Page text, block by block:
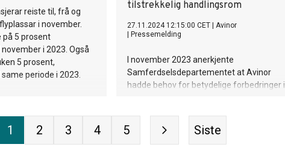
reiste til, frå og
i november.
på 5 prosent
i 2023. Også
5 prosent,
periode i 2023.
tilstrekkelig handlingsrom
27.11.2024 12:15:00 CET
Avinor
Pressemelding
I november 2023 anerkjente
Samferdselsdepartementet at Avinor
hadde behov for betydelige forbedringer i
rekke mulige tiltak for fremleggelse i
1 2 3 4 5 Siste